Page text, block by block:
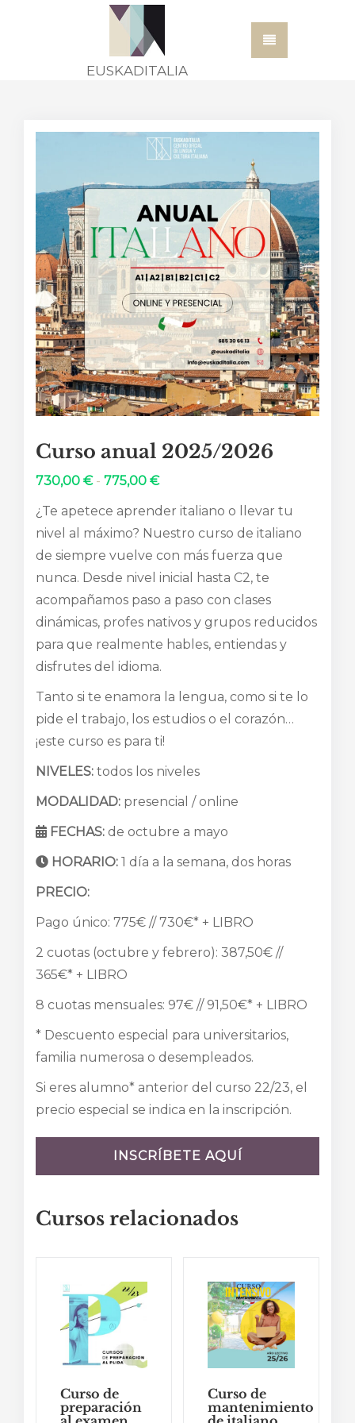
EUSKADITALIA
Curso anual 2025/2026
730,00 € - 775,00 €Rango
de
730,00 €
775,00 €
¿Te apetece aprender italiano o llevar tu
nivel al máximo? Nuestro curso de italiano
de siempre vuelve con más fuerza que
nunca. Desde nivel inicial hasta C2, te
acompañamos paso a paso con clases
dinámicas, profes nativos y grupos reducidos
para que realmente hables, entiendas y
disfrutes del idioma.
Tanto si te enamora la lengua, como si te lo
pide el trabajo, los estudios o el corazón…
¡este curso es para ti!
NIVELES: todos los niveles
MODALIDAD: presencial / online
FECHAS: de octubre a mayo
HORARIO: 1 día a la semana, dos horas
PRECIO:
Pago único: 775€ // 730€* + LIBRO
2 cuotas (octubre y febrero): 387,50€ //
365€* + LIBRO
8 cuotas mensuales: 97€ // 91,50€* + LIBRO
* Descuento especial para universitarios,
familia numerosa o desempleados.
Si eres alumno* anterior del curso 22/23, el
precio especial se indica en la inscripción.
INSCRÍBETE AQUÍ
Cursos relacionados
Curso de
preparación
Curso de
mantenimiento